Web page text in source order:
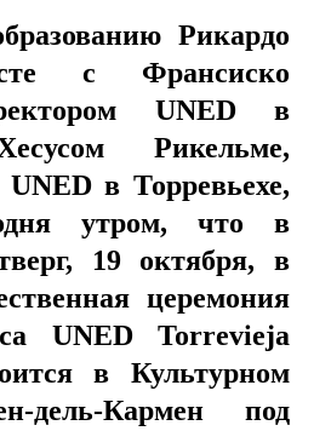
Рикардо
с Франсиско
UNED в
Рикельме,
UNEDв Торревьехе,
утром, что в
19 октября, в
церемония
UNED Torrevieja
в Культурном
дель-Кармен под